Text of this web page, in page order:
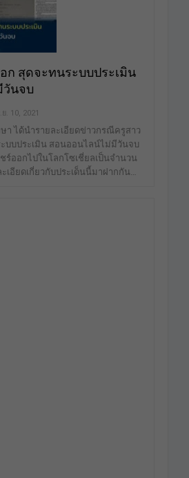
ก สุดจะทนระบบประเมิน
นจบ
ย. 10, 2021
า ได้นำรายละเอียดข่าวกรณีครูสาว
บบประเมิน สอนออนไลน์ไม่มีวันจบ
ร์ออกไปในโลกโซเชี่ยลเป็นจำนวน
เอียดเกี่ยวกับประเด็นนี้มาฝากกัน…